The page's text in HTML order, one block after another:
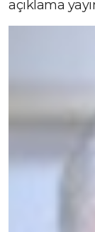
açıklama